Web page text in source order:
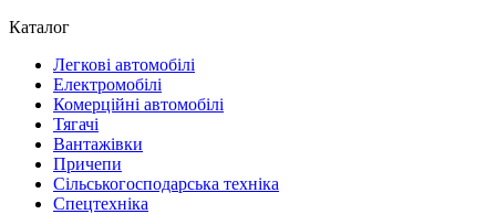
Каталог
Легкові автомобілі
Електромобілі
Комерційні автомобілі
Тягачі
Вантажівки
Причепи
Сільськогосподарська техніка
Спецтехніка